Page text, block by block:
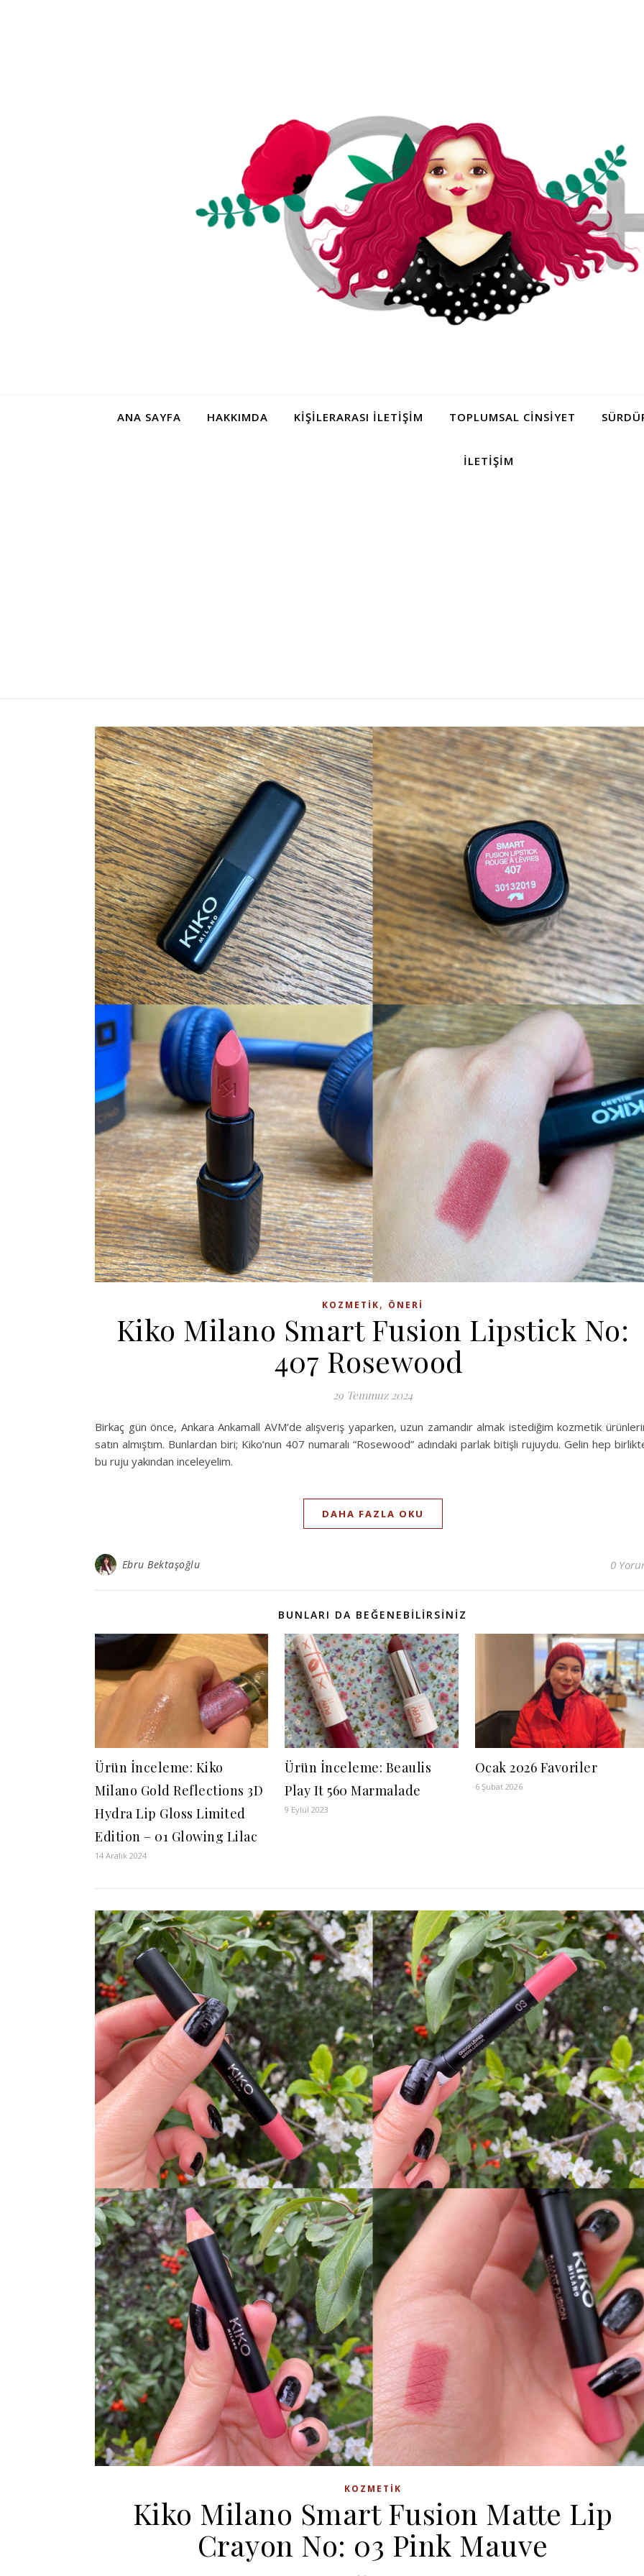
ANA SAYFA HAKKIMDA KIŞILERARASI İLETIŞIM TOPLUMSAL CINSIYET
İLETIŞIM
KOZMETIK, ÖNERI
Kiko Milano Smart Fusion Lipstick No:
407 Rosewood
29 Temmuz 2024
Birkaç gün önce, Ankara Ankamall AVM’de alışveriş yaparken, uzun zamandır almak istediğim kozmetik
satın almıştım. Bunlardan biri; Kiko’nun 407 numaralı “Rosewood” adındaki parlak bitişli rujuydu. Gelin hep
bu ruju yakından inceleyelim.
DAHA FAZLA OKU
Ebru Bektaşoğlu 0
BUNLARI DA BEĞENEBILIRSINIZ
Ürün İnceleme: Kiko
Milano Gold Reflections 3D
Hydra Lip Gloss Limited
Edition – 01 Glowing Lilac
14 Aralık 2024
Ürün İnceleme: Beaulis
Play It 560 Marmalade
9 Eylül 2023
Ocak 2026 Favoriler
6 Şubat 2026
KOZMETIK
Kiko Milano Smart Fusion Matte Lip
Crayon No: 03 Pink Mauve